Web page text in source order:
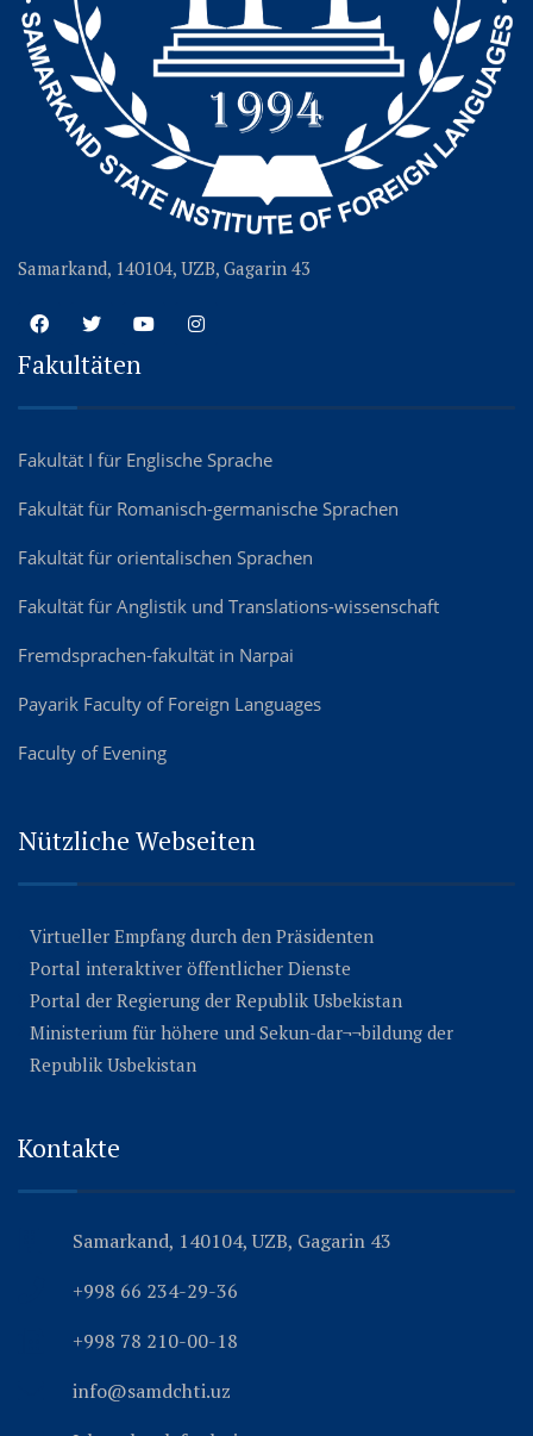
Samarkand, 140104, UZB, Gagarin 43
Fakultäten
Fakultät I für Englische Sprache
Fakultät für Romanisch-germanische Sprachen
Fakultät für orientalischen Sprachen
Fakultät für Anglistik und Translations-wissenschaft
Fremdsprachen-fakultät in Narpai
Payarik Faculty of Foreign Languages
Faculty of Evening
Nützliche Webseiten
Virtueller Empfang durch den Präsidenten
Portal interaktiver öffentlicher Dienste
Portal der Regierung der Republik Usbekistan
Ministerium für höhere und Sekun-dar¬¬bildung der
Republik Usbekistan
Kontakte
Samarkand, 140104, UZB, Gagarin 43
+998 66 234-29-36
+998 78 210-00-18
info@samdchti.uz